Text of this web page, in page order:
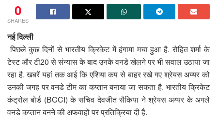
0
SHARES
नई दिल्ली
पिछले कुछ दिनों से भारतीय क्रिकेट में हंगामा मचा हुआ है. रोहित शर्मा के
टेस्ट और टी20 से संन्यास के बाद उनके वनडे खेलने पर भी सवाल उठाया जा
रहा है. खबरें यहां तक आई कि एशिया कप से बाहर रखे गए श्रेयस अय्यर को
उनकी जगह पर वनडे टीम का कप्तान बनाया जा सकता है. भारतीय क्रिकेट
कंट्रोल बोर्ड (BCCI) के सचिव देवजीत सैकिया ने श्रेयस अय्यर के अगले
वनडे कप्तान बनने की अफवाहों पर प्रतिक्रिया दी है.